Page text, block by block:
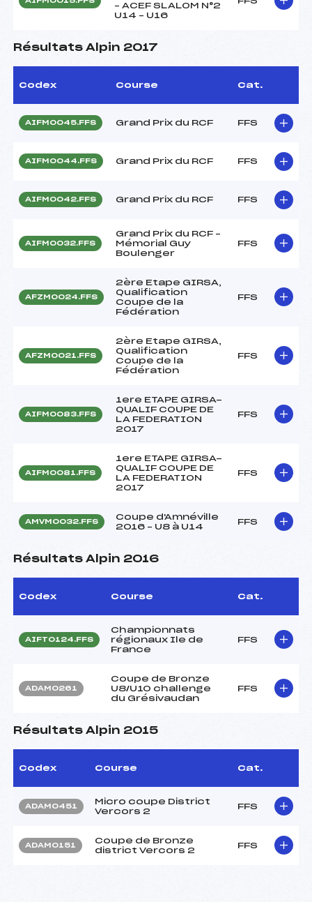
– ACEF SLALOM N°2
U14 – U16
Résultats Alpin 2017
Codex Course Cat.
AIFM0045.FFS Grand Prix du RCF FFS
AIFM0044.FFS Grand Prix du RCF FFS
AIFM0042.FFS Grand Prix du RCF FFS
AIFM0032.FFS
Grand Prix du RCF –
Mémorial Guy
Boulenger
FFS
AFZM0024.FFS
2ère Etape GIRSA,
Qualification
Coupe de la
Fédération
FFS
AFZM0021.FFS
2ère Etape GIRSA,
Qualification
Coupe de la
Fédération
FFS
AIFM0083.FFS
1ere ETAPE GIRSA-
QUALIF COUPE DE
LA FEDERATION
2017
FFS
AIFM0081.FFS
1ere ETAPE GIRSA-
QUALIF COUPE DE
LA FEDERATION
2017
FFS
AMVM0032.FFS
Coupe d'Amnéville
2016 – U8 à U14
FFS
Résultats Alpin 2016
Codex Course Cat.
AIFT0124.FFS
Championnats
régionaux Ile de
France
FFS
ADAM0261
Coupe de Bronze
U8/U10 challenge
du Grésivaudan
FFS
Résultats Alpin 2015
Codex Course Cat.
ADAM0451
Micro coupe District
Vercors 2
FFS
ADAM0151
Coupe de Bronze
district Vercors 2
FFS